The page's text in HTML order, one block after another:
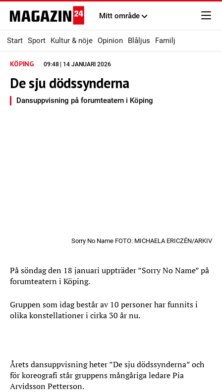
Mitt område
Start Sport Kultur & nöje Opinion Blåljus Familj
KÖPING 09:48 | 14 JANUARI 2026
De sju dödssynderna
Dansuppvisning på forumteatern i Köping
Sorry No Name FOTO: MICHAELA ERICZÉN/ARKIV
På söndag den 18 januari uppträder ”Sorry No Name” på
forumteatern i Köping.
Gruppen som idag består av 10 personer har funnits i
olika konstellationer i cirka 30 år nu.
Årets dansuppvisning heter ”De sju dödssynderna” och
för koreografi står gruppens mångåriga ledare Pia
Arvidsson Petterson.